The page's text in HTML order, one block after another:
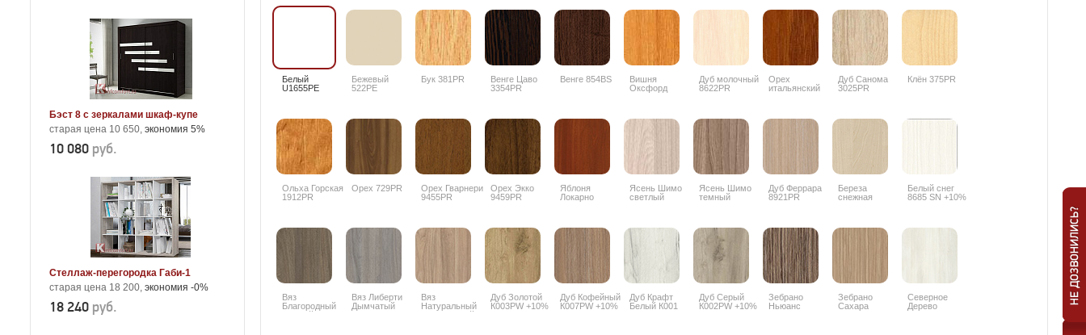
Бэст 8 с зеркалами шкаф-купе
старая цена 10 650, экономия 5%
10 080 руб.
Стеллаж-перегородка Габи-1
старая цена 18 200, экономия -0%
18 240 руб.
Белый
U1655PE
Бежевый
522PE
Бук 381PR
Венге Цаво
3354PR
Венге 854BS
Вишня
Оксфорд
Дуб молочный
8622PR
Орех
итальянский
Дуб Санома
3025PR
Клён 375PR
Ольха Горская
1912PR
Орех 729PR
Орех Гварнери
9455PR
Орех Экко
9459PR
Яблоня
Локарно
Ясень Шимо
светлый
Ясень Шимо
темный
Дуб Феррара
8921PR
Береза
снежная
Белый снег
8685 SN +10%
Вяз
Благородный
темный
Вяз Либерти
Дымчатый
Вяз
Натуральный
благородный
Дуб Золотой
К003PW +10%
Дуб Кофейный
К007PW +10%
Дуб Крафт
Белый К001
Дуб Серый
К002PW +10%
Зебрано
Ньюанс
Зебрано
Сахара
Северное
Дерево